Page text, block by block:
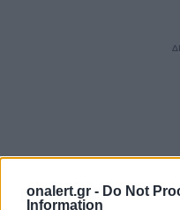
onalert.gr - Do Not
Information